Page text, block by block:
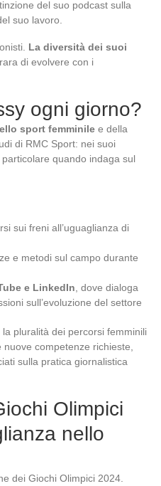
del suo podcast sulla
suo lavoro.
La diversità dei suoi
di evolvere con i
ogni giorno?
sport femminile e della
di RMC Sport: nei suoi
quando indaga sul
sui freni all’uguaglianza di
e metodi sul campo durante
e LinkedIn , dove dialoga
sull’evoluzione del settore
pluralità dei percorsi femminili
competenze richieste,
sulla pratica giornalistica
Olimpici
nello
dei Giochi Olimpici 2024.